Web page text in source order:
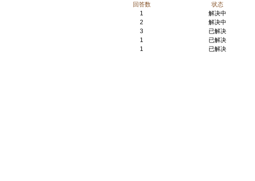
回答数 状态
1 解决中
2 解决中
3 已解决
1 已解决
1
已解决